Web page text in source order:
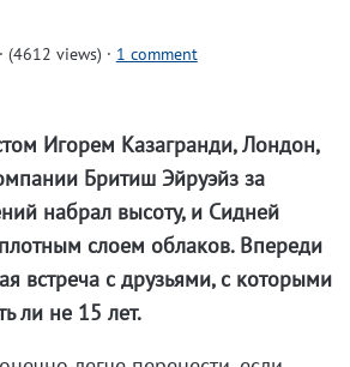
(4612 views) · 1 comment
Игорем Казагранди, Лондон,
Бритиш Эйруэйз за
набрал высоту, и Сидней
слоем облаков. Впереди
встреча с друзьями, с которыми
ли не 15 лет.